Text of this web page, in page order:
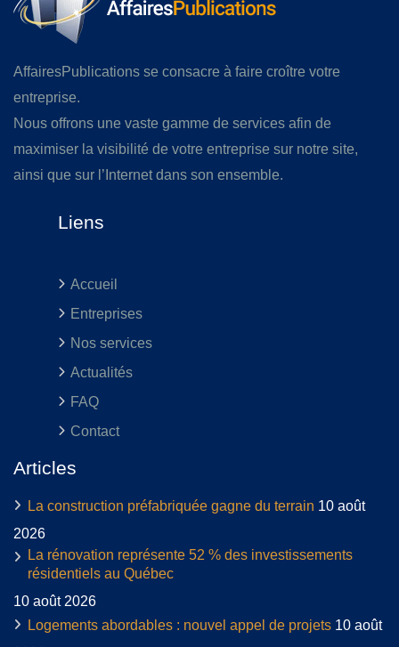
AffairesPublications se consacre à faire croître votre
entreprise.
Nous offrons une vaste gamme de services afin de
maximiser la visibilité de votre entreprise sur notre site,
ainsi que sur l’Internet dans son ensemble.
Liens
Accueil
Entreprises
Nos services
Actualités
FAQ
Contact
Articles
La construction préfabriquée gagne du terrain 10 août
2026
La rénovation représente 52 % des investissements
résidentiels au Québec
10 août 2026
Logements abordables : nouvel appel de projets 10 août